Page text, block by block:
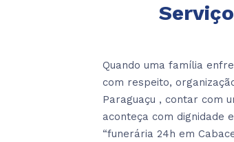
Quando uma família
com respeito,
Paraguaçu , contar com
aconteça com dignidade
“funerária 24h em